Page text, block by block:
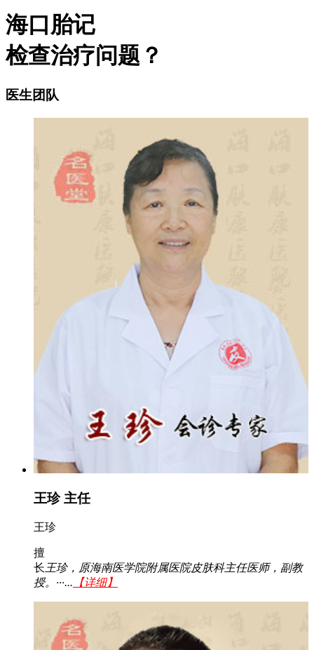
海口胎记
检查治疗问题？
医生团队
王珍 主任
王珍
擅
长王珍，原海南医学院附属医院皮肤科主任医师，副教
授。···... 【详细】